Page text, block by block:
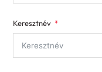
Keresztnév